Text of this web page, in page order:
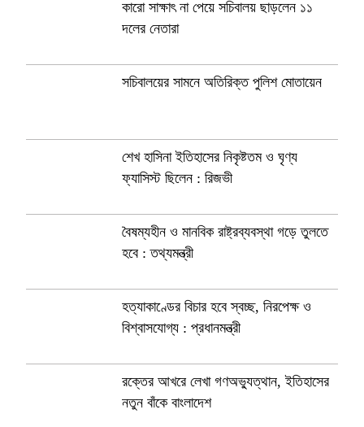
কারো সাক্ষাৎ না পেয়ে সচিবালয় ছাড়লেন ১১
দলের নেতারা
সচিবালয়ের সামনে অতিরিক্ত পুলিশ মোতায়েন
শেখ হাসিনা ইতিহাসের নিকৃষ্টতম ও ঘৃণ্য
ফ্যাসিস্ট ছিলেন : রিজভী
বৈষম্যহীন ও মানবিক রাষ্ট্রব্যবস্থা গড়ে তুলতে
হবে : তথ্যমন্ত্রী
হত্যাকাণ্ডের বিচার হবে স্বচ্ছ, নিরপেক্ষ ও
বিশ্বাসযোগ্য : প্রধানমন্ত্রী
রক্তের আখরে লেখা গণঅভ্যুত্থান, ইতিহাসের
নতুন বাঁকে বাংলাদেশ